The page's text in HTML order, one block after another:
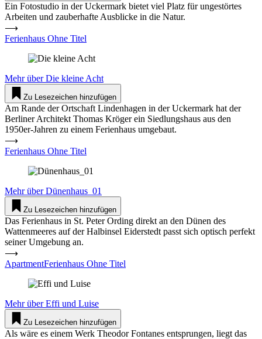
Ein Fotostudio in der Uckermark bietet viel Platz für ungestörtes
Arbeiten und zauberhafte Ausblicke in die Natur.
⟶
Ferienhaus Ohne Titel
Mehr überDie kleine Acht
Zu Lesezeichen hinzufügen
Am Rande der Ortschaft Lindenhagen in der Uckermark hat der
Berliner Architekt Thomas Kröger ein Siedlungshaus aus den
1950er-Jahren zu einem Ferienhaus umgebaut.
⟶
Ferienhaus Ohne Titel
Mehr überDünenhaus_01
Zu Lesezeichen hinzufügen
Das Ferienhaus in St. Peter Ording direkt an den Dünen des
Wattenmeeres auf der Halbinsel Eiderstedt passt sich optisch perfekt
seiner Umgebung an.
⟶
ApartmentFerienhaus Ohne Titel
Mehr überEffi und Luise
Zu Lesezeichen hinzufügen
Als wäre es einem Werk Theodor Fontanes entsprungen, liegt das